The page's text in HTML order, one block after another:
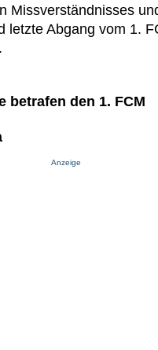
Missverständnisses
letzte Abgang vom 1.
betrafen den 1. FCM
Anzeige